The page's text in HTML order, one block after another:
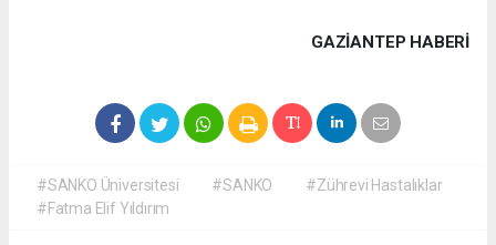
GAZIANTEP HABERİ
#SANKO Üniversitesi #SANKO
#Zührevi Hastalıklar
#Fatma Elif Yıldırım